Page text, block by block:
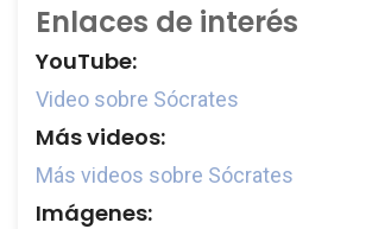
Enlaces de interés
YouTube:
Video sobre Sócrates
Más videos:
Más videos sobre Sócrates
Imágenes: